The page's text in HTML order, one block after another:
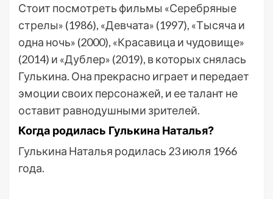
Стоит посмотреть фильмы «Серебряные
стрелы» (1986), «Девчата» (1997), «Тысяча и
одна ночь» (2000), «Красавица и чудовище»
(2014) и «Дублер» (2019), в которых снялась
Гулькина. Она прекрасно играет и передает
эмоции своих персонажей, и ее талант не
оставит равнодушными зрителей.
Когда родилась Гулькина Наталья?
Гулькина Наталья родилась 23 июля 1966
года.